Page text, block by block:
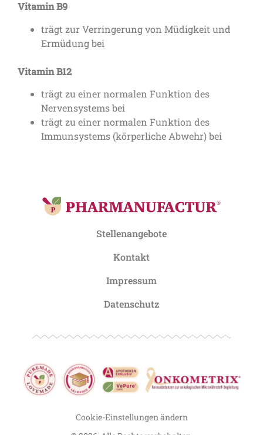
Vitamin B9
trägt zur Verringerung von Müdigkeit und
Ermüdung bei
Vitamin B12
trägt zu einer normalen Funktion des
Nervensystems bei
trägt zu einer normalen Funktion des
Immunsystems (körperliche Abwehr) bei
Stellenangebote
Kontakt
Impressum
Datenschutz
Cookie-Einstellungen ändern